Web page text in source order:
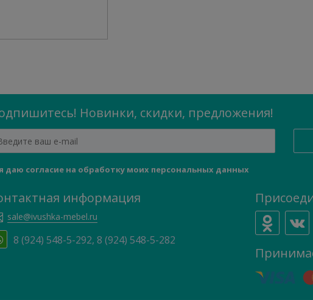
Новинки, скидки, предложения!
я даю согласие на обработку моих персональных данных
информация
sale@ivushka-mebel.ru
8 (924) 548-5-292, 8 (924) 548-5-282